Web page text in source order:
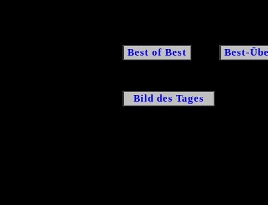
Best of Best Best-
Bild des Tages